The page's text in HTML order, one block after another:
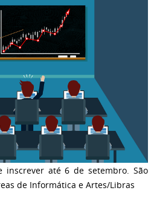
inscrever até 6 de setembro. São
de Informática e Artes/Libras